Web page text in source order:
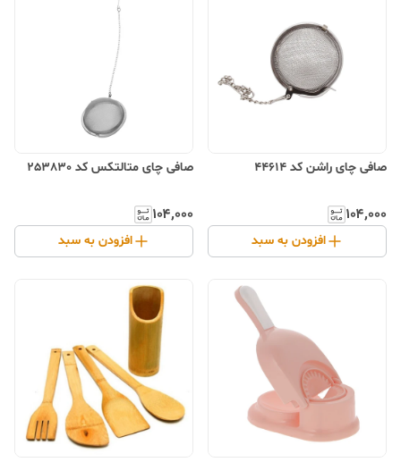
صافی چای راشن کد 44614
۱۰۴٬۰۰۰
افزودن به سبد
صافی چای متالتکس کد 253830
۱۰۴٬۰۰۰
افزودن به سبد